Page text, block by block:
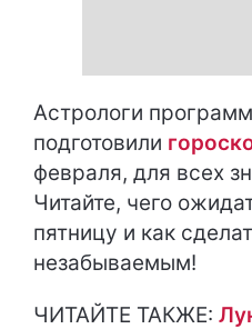
Астрологи
подготовили
февраля, для всех
Читайте, чего
пятницу и как
незабываемым!
ЧИТАЙТЕ ТАКЖЕ: